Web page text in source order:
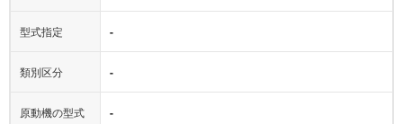
型式指定 -
類別区分 -
原動機の型式 -